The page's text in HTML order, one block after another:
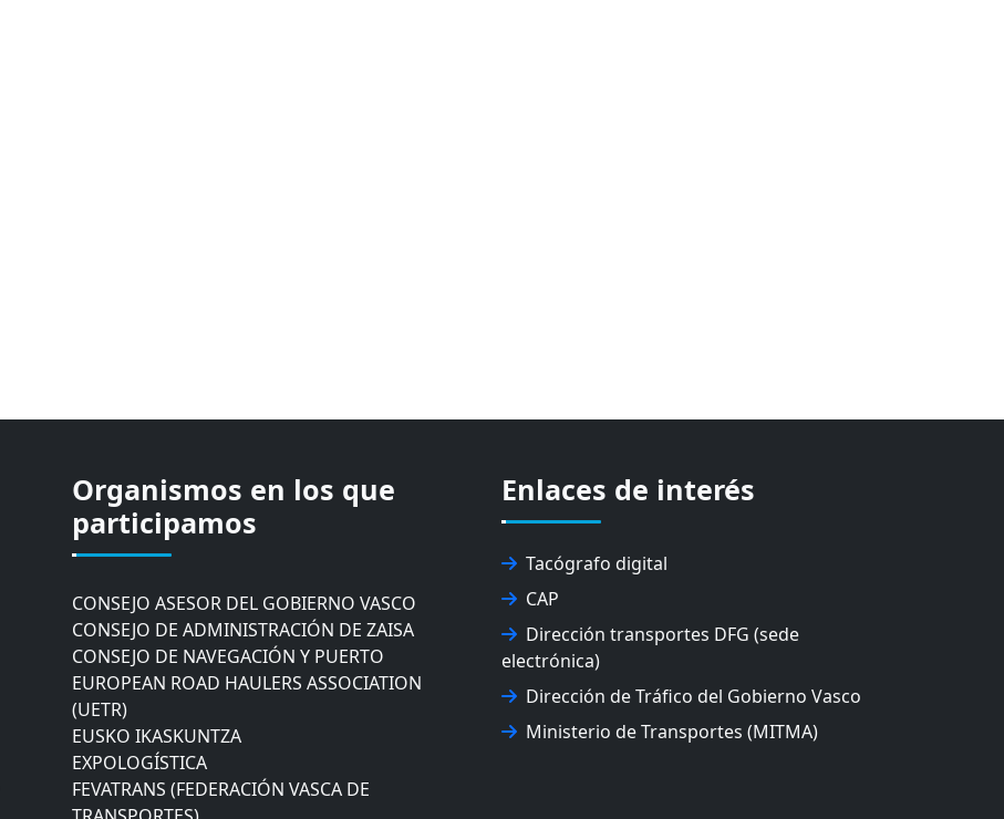
Organismos en los que
participamos
CÁMARA DE COMERCIO DE GIPUZKOA
COMISIÓN ASESORA DE MOVILIDAD DEL
AYUNTAMIENTO DE DONOSTIA
CONSEJO ASESOR DEL GOBIERNO VASCO
CONSEJO DE ADMINISTRACIÓN DE ZAISA
CONSEJO DE NAVEGACIÓN Y PUERTO
EUROPEAN ROAD HAULERS ASSOCIATION
(UETR)
EUSKO IKASKUNTZA
EXPOLOGÍSTICA
FEVATRANS (FEDERACIÓN VASCA DE
TRANSPORTES)
Enlaces de interés
Tacógrafo digital
CAP
Dirección transportes DFG (sede
electrónica)
Dirección de Tráfico del Gobierno Vasco
Ministerio de Transportes (MITMA)